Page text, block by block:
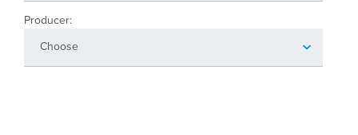
Producer: